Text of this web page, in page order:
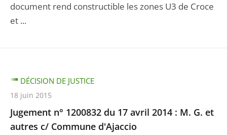
document rend constructible les zones U3 de Croce
et ...
Jugement n° 1200832 du 17 avril 2014 : M. G. et
autres c/ Commune d'Ajaccio
DÉCISION DE JUSTICE
18 juin 2015